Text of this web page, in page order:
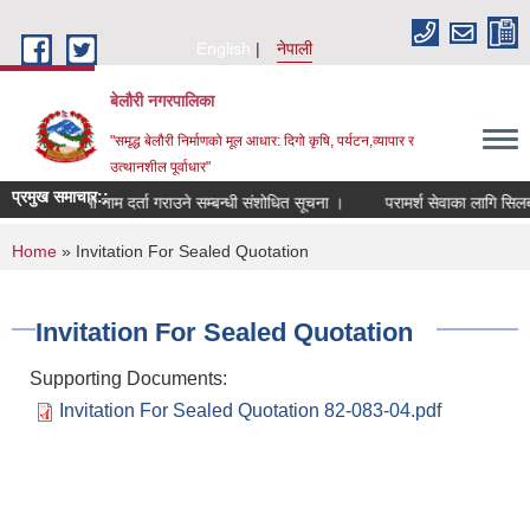
English
नेपाली
बेलौरी नगरपालिका
"समृद्ध बेलौरी निर्माणको मूल आधार: दिगो कृषि, पर्यटन,व्यापार र
उत्थानशील पूर्वाधार"
प्रमुख समाचार::
सूचीमा नाम दर्ता गराउने सम्बन्धी संशोधित सूचना । परामर्श सेवाका लागि
You are here
Home » Invitation For Sealed Quotation
Invitation For Sealed Quotation
Supporting Documents:
Invitation For Sealed Quotation 82-083-04.pdf